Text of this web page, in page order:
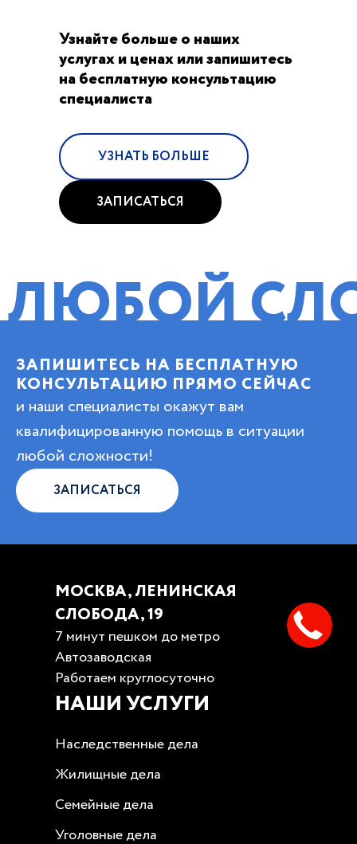
Узнайте больше о наших
услугах и ценах или запишитесь
на бесплатную консультацию
специалиста
УЗНАТЬ БОЛЬШЕ
ЗАПИСАТЬСЯ
ЗАПИШИТЕСЬ НА БЕСПЛАТНУЮ
КОНСУЛЬТАЦИЮ ПРЯМО СЕЙЧАС
и наши специалисты окажут вам
квалифицированную помощь в ситуации
любой сложности!
ЗАПИСАТЬСЯ
МОСКВА, ЛЕНИНСКАЯ
СЛОБОДА, 19
7 минут пешком до метро
Автозаводская
Работаем круглосуточно
НАШИ УСЛУГИ
Наследственные дела
Жилищные дела
Семейные дела
Уголовные дела